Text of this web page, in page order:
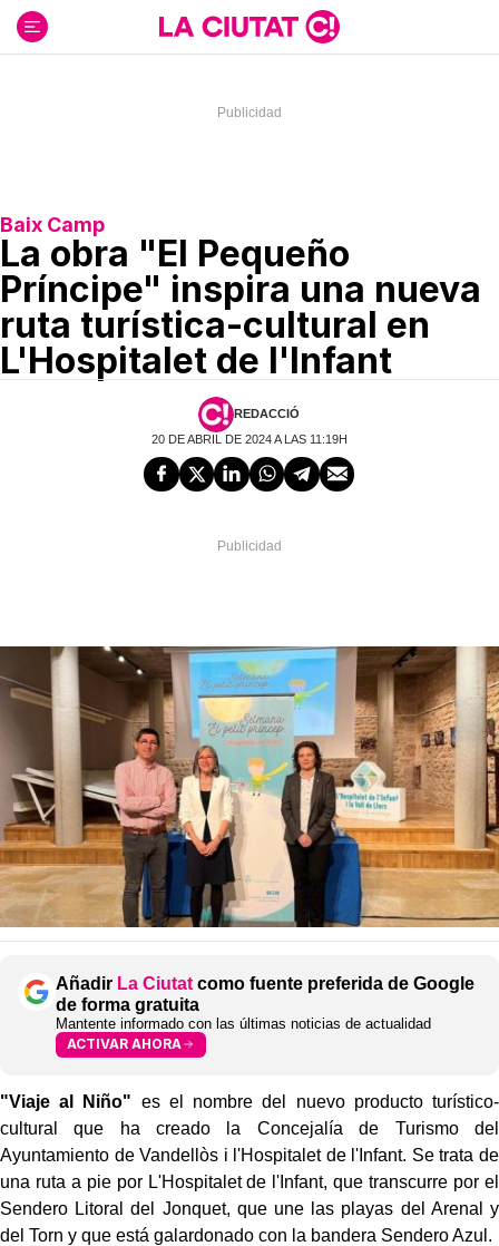
contenido
Baix Camp
La obra "El Pequeño
Príncipe" inspira una nueva
ruta turística-cultural en
L'Hospitalet de l'Infant
REDACCIÓ
20 DE ABRIL DE 2024 A LAS 11:19H
Añadir La Ciutat como fuente preferida de Google
de forma gratuita
Mantente informado con las últimas noticias de actualidad
ACTIVAR AHORA
"Viaje al Niño" es el nombre del nuevo producto turístico-
cultural que ha creado la Concejalía de Turismo del
Ayuntamiento de Vandellòs i l'Hospitalet de l'Infant. Se trata de
una ruta a pie por L'Hospitalet de l'Infant, que transcurre por el
Sendero Litoral del Jonquet, que une las playas del Arenal y
del Torn y que está galardonado con la bandera Sendero Azul.